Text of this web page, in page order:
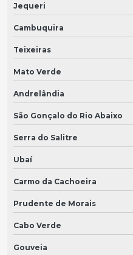
Jequeri
Cambuquira
Teixeiras
Mato Verde
Andrelândia
São Gonçalo do Rio Abaixo
Serra do Salitre
Ubaí
Carmo da Cachoeira
Prudente de Morais
Cabo Verde
Gouveia